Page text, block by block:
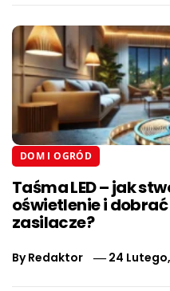
DOM I OGRÓD
Taśma LED – jak
oświetlenie i
zasilacze?
ByRedaktor 24